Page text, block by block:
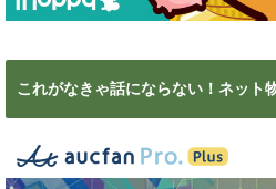
これがなきゃ話にならない！ネット